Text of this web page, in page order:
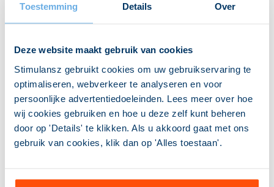
Toestemming Details Over
Deze website maakt gebruik van cookies
Stimulansz gebruikt cookies om uw gebruikservaring te
optimaliseren, webverkeer te analyseren en voor
persoonlijke advertentiedoeleinden. Lees meer over hoe
wij cookies gebruiken en hoe u deze zelf kunt beheren
door op 'Details' te klikken. Als u akkoord gaat met ons
gebruik van cookies, klik dan op 'Alles toestaan'.
Van Gansewinkel ziet ‘hele mooie
samenwerkingscon­structies ontstaan’. “Collega’s van
echt met elkaar aan de slag: waar beginnen we,
heeft het wel effect, past het wel of niet in de
regels, hoe kunnen we het verantwoorden?” Zelfs nu
bijna iedereen op afstand werkt vanwege de
coronacrisis, werpt de andere werkwijze haar
vruchten af, is haar overtuiging. “Collega’s die minder
druk zijn dan andere, bieden spontaan aan om bij te
samen­werkingsgeest heeft er beslist door